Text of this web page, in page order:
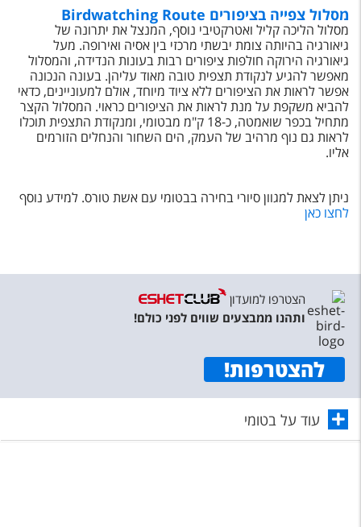
מסלול צפייה בציפורים Birdwatching Route
מסלול הליכה קליל ואטרקטיבי נוסף, המנצל את יתרונה של
גיאורגיה בהיותה צומת יבשתי מרכזי בין אסיה ואירופה. מעל
גיאורגיה הירוקה חולפות ציפורים רבות בעונות הנדידה, והמסלול
מאפשר להגיע לנקודת תצפית טובה מאוד עליהן. בעונה הנכונה
אפשר לראות את הציפורים ללא ציוד מיוחד, אולם למעוניינים, כדאי
להביא משקפת על מנת לראות את הציפורים כראוי. המסלול הקצר
מתחיל בכפר שואמטה, כ-18 ק"מ מבטומי, ומנקודת התצפית תוכלו
לראות גם נוף מרהיב של העמק, הים השחור והנחלים הזורמים
אליו.
ניתן לצאת למגוון סיורי בחירה בבטומי עם אשת טורס. למידע נוסף
לחצו כאן
הצטרפו למועדון
ותהנו ממבצעים שווים לפני כולם!
להצטרפות!
עוד על בטומי